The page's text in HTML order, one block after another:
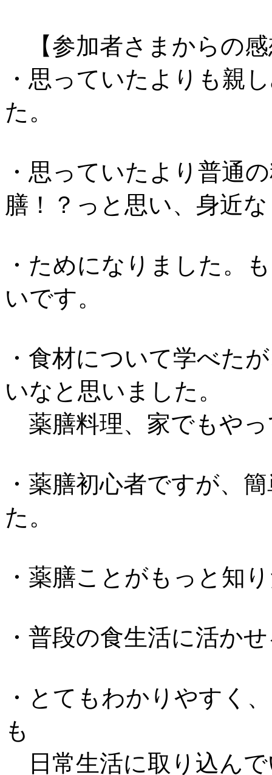
【参加者さまからの
・思っていたよりも親
た。
・思っていたより普通
膳！？っと思い、身近
・ためになりました。
いです。
・食材について学べた
いなと思いました。
薬膳料理、家でもや
・薬膳初心者ですが、
た。
・薬膳ことがもっと知
・普段の食生活に活か
・とてもわかりやすく
も
日常生活に取り込ん